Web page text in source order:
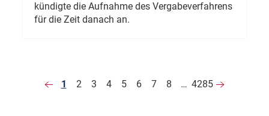
kündigte die Aufnahme des Vergabeverfahrens
für die Zeit danach an.
1 2 3 4 5 6 7 8 … 4285